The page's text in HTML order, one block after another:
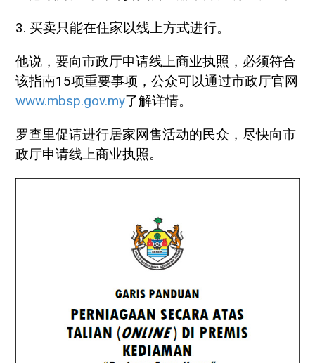
3. 买卖只能在住家以线上方式进行。
他说，要向市政厅申请线上商业执照，必须符合
该指南15项重要事项，公众可以通过市政厅官网
www.mbsp.gov.my了解详情。
罗查里促请进行居家网售活动的民众，尽快向市
政厅申请线上商业执照。